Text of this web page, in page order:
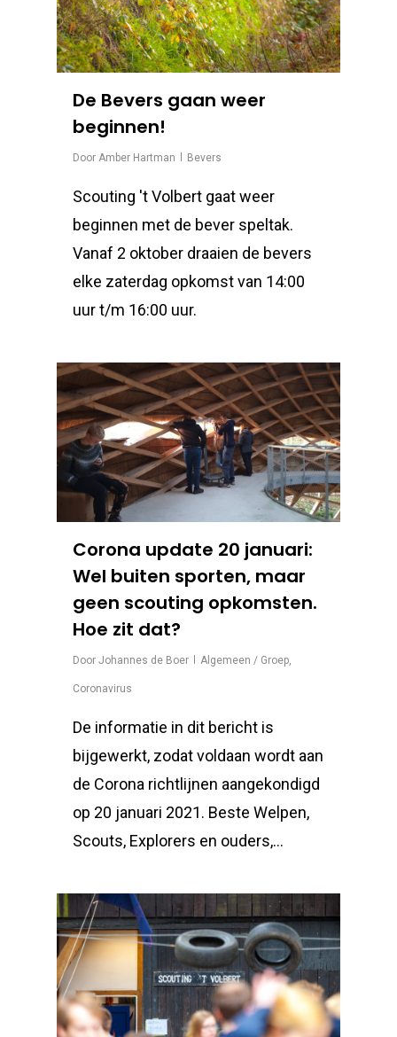
De Bevers gaan weer
beginnen!
Door Amber Hartman Bevers
Scouting 't Volbert gaat weer
beginnen met de bever speltak.
Vanaf 2 oktober draaien de bevers
elke zaterdag opkomst van 14:00
uur t/m 16:00 uur.
Corona update 20 januari:
Wel buiten sporten, maar
geen scouting opkomsten.
Hoe zit dat?
Door Johannes de Boer Algemeen / Groep
Coronavirus
De informatie in dit bericht is
bijgewerkt, zodat voldaan wordt aan
de Corona richtlijnen aangekondigd
op 20 januari 2021. Beste Welpen,
Scouts, Explorers en ouders,...